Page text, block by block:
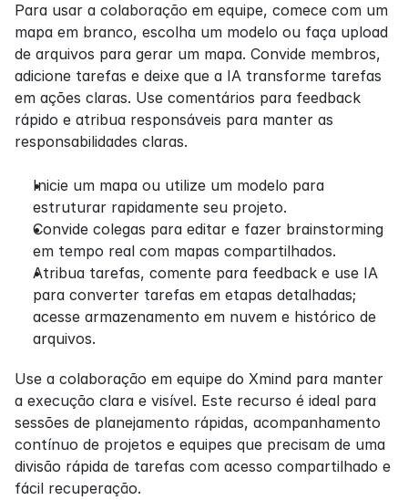
Para usar a colaboração em equipe, comece com um
mapa em branco, escolha um modelo ou faça upload
de arquivos para gerar um mapa. Convide membros,
adicione tarefas e deixe que a IA transforme tarefas
em ações claras. Use comentários para feedback
rápido e atribua responsáveis para manter as
responsabilidades claras.
Inicie um mapa ou utilize um modelo para
estruturar rapidamente seu projeto.
Convide colegas para editar e fazer brainstorming
em tempo real com mapas compartilhados.
Atribua tarefas, comente para feedback e use IA
para converter tarefas em etapas detalhadas;
acesse armazenamento em nuvem e histórico de
arquivos.
Use a colaboração em equipe do Xmind para manter
a execução clara e visível. Este recurso é ideal para
sessões de planejamento rápidas, acompanhamento
contínuo de projetos e equipes que precisam de uma
divisão rápida de tarefas com acesso compartilhado e
fácil recuperação.